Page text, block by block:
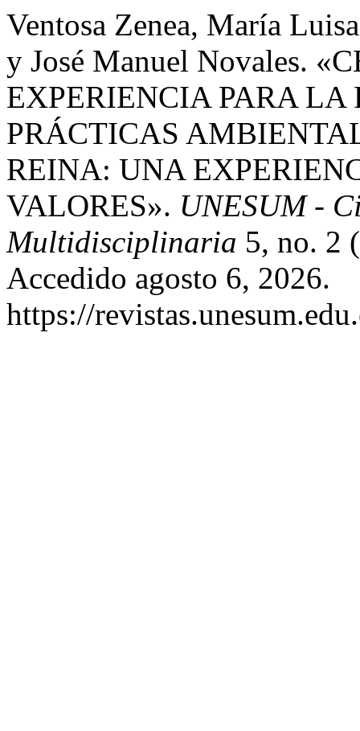
Ventosa Zenea, María
y José Manuel Novales.
EXPERIENCIA PARA LA
PRÁCTICAS
REINA: UNA
VALORES». UNESUM -
Multidisciplinaria 5, no. 2
Accedido agosto 6, 2026.
https://